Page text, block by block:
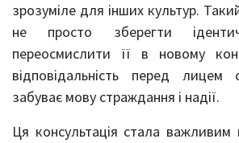
зрозуміле для інших культур.
не просто зберегти
переосмислити її в новому
відповідальність перед
забуває мову страждання і надії.
Ця консультація стала